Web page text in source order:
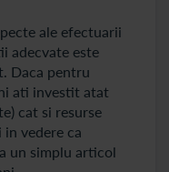
ale efectuarii
adecvate este
Daca pentru
ati investit atat
cat si resurse
vedere ca
un simplu articol